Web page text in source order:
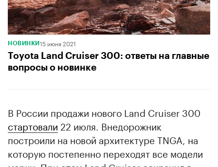
НОВИНКИ 15 июня 2021
Toyota Land Cruiser 300: ответы на главные
вопросы о новинке
В России продажи нового Land Cruiser 300
стартовали 22 июля. Внедорожник
построили на новой архитектуре TNGA, на
которую постепенно переходят все модели